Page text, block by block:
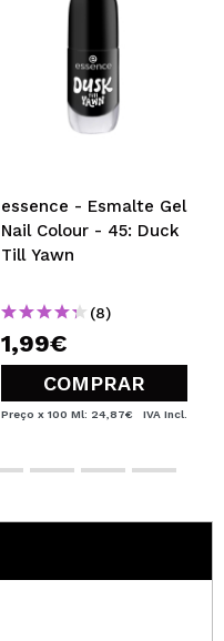
essence - Esmalte Gel
Nail Colour - 45: Duck
Till Yawn
(8)
1,99€
COMPRAR
Preço x 100 Ml: 24,87€ IVA Incl.